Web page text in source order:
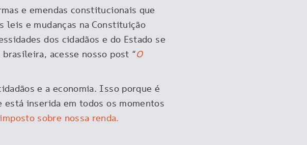
e emendas constitucionais que
leis e mudanças na Constituição
dos cidadãos e do Estado se
acesse nosso post “O
e a economia. Isso porque é
está inserida em todos os momentos
imposto sobre nossa renda.